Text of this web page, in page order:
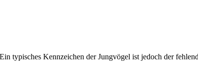
typisches Kennzeichen der Jungvögel ist jedoch der